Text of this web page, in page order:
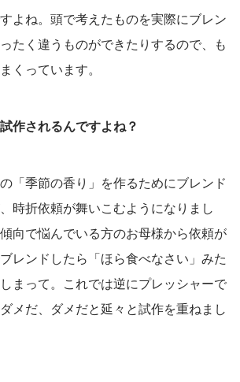
よね。頭で考えたものを実際にブレン
たく違うものができたりするので、も
くっています。
作されるんですよね？
「季節の香り」を作るためにブレンド
時折依頼が舞いこむようになりまし
向で悩んでいる方のお母様から依頼が
レンドしたら「ほら食べなさい」みた
まって。これでは逆にプレッシャーで
メだ、ダメだと延々と試作を重ねまし